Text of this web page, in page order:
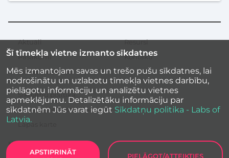
Šī tīmekļa vietne izmanto sīkdatnes
Mēs izmantojam savas un trešo pušu sīkdatnes, lai
nodrošinātu un uzlabotu tīmekļa vietnes darbību,
pielāgotu informāciju un analizētu vietnes
apmeklējumu. Detalizētāku informāciju par
sīkdatnēm Jūs varat iegūt Sīkdatņu politika - Labs of
Latvia.
APSTIPRINĀT
PIELĀGOT/ATTEIKTIES
Sekundārā
izvēlne
Aktuāli
Pasākumi
Iedvesmas stāsti
Resursi
Kontakti
Sīkdatņu politika
Vietnes piekļūstamība
Lapas karte